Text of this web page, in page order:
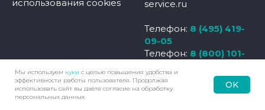
Наверх Позвонить
Мы используем куки с целью повышения удобства и
эффективности работы пользователя. Продолжая
использовать сайт вы даёте согласие на обработку
персональных данных.
OK
использования cookies
service.ru
Телефон: 8 (495) 419-
09-05
Телефон: 8 (800) 101-